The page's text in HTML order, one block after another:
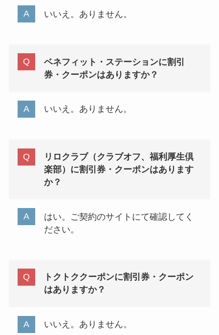
いいえ。ありません。
ベネフィット・ステーションに割引
券・クーポンはありますか？
いいえ。ありません。
リロクラブ（クラブオフ、福利厚生倶
楽部）に割引券・クーポンはあります
か？
はい。ご契約のサイトにて確認してく
ださい。
トクトククーポンに割引券・クーポン
はありますか？
いいえ。ありません。